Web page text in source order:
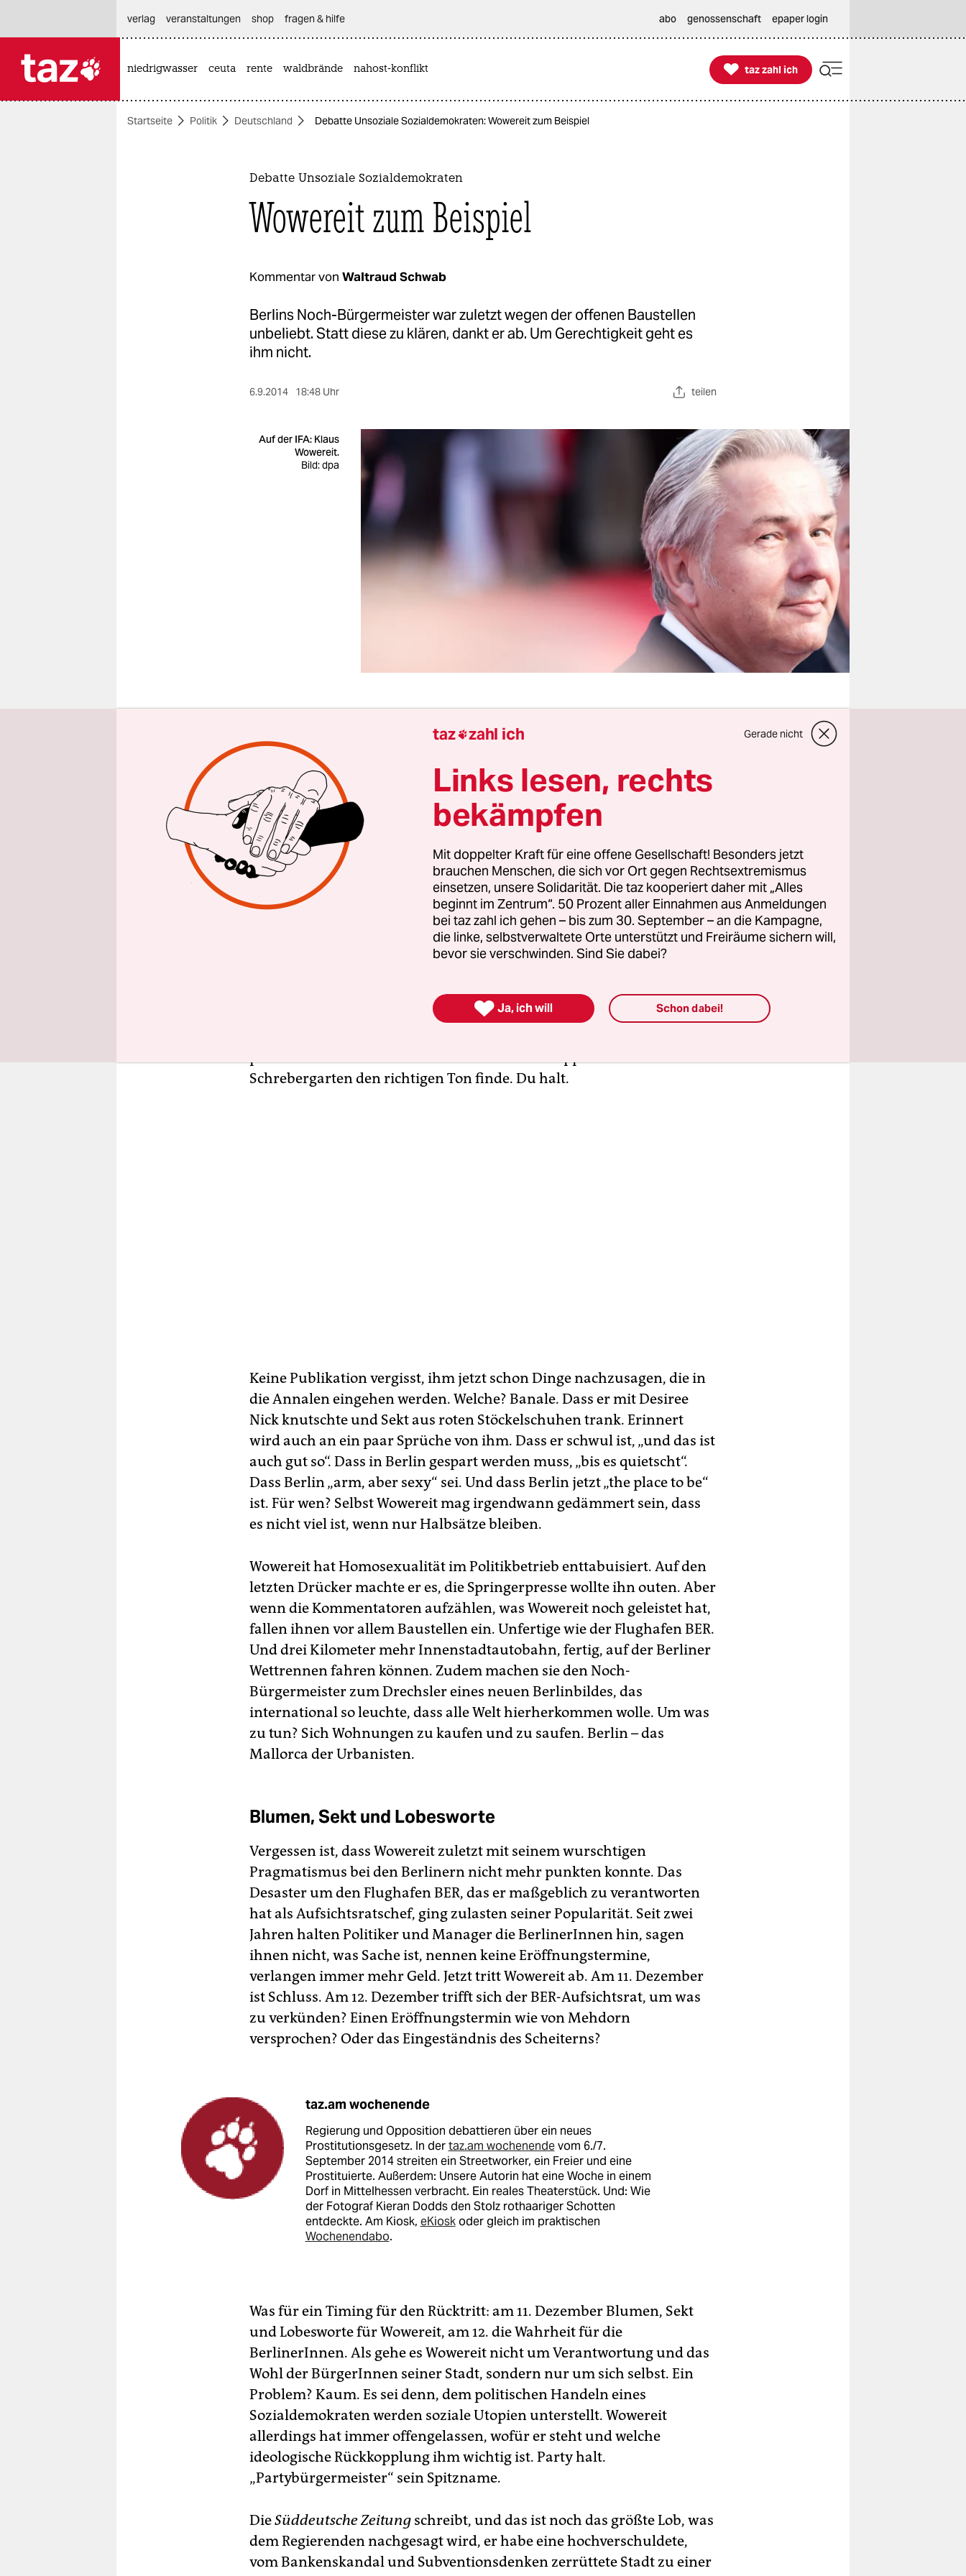
themen
verlag
veranstaltungen shop fragen & hilfe abo genossenschaft epaper login
niedrigwasser ceuta rente waldbrände nahost-konflikt 
taz zahl ich
taz zahl ich
Startseite Politik Deutschland Debatte Unsoziale Sozialdemokraten: Wowereit zum Beispiel
Debatte Unsoziale Sozialdemokraten
Wowereit zum Beispiel
Kommentar von Waltraud Schwab
Berlins Noch-Bürgermeister war zuletzt wegen der offenen Baustellen
unbeliebt. Statt diese zu klären, dankt er ab. Um Gerechtigkeit geht es
ihm nicht.
6.9.2014 18:48 Uhr teilen
Auf der IFA: Klaus
Wowereit.
Bild: dpa
W
enn einer seinen Rücktritt einreicht, wird die Kritik milde. Da
hängt den Statements dann doch eine Melancholie an, als
handele es sich um Würdigungen wie bei einem Nachruf.
Nicht so bei Klaus Wowereit. Der hat angekündigt, dass er ab dem 11.
Dezember dieses Jahres kein Bürgermeister von Berlin mehr sein
möchte, aber die Reaktionen sind lasch: Ja nun denn. Dann eben. So,
so. Bindewörter als Kommentare, Bindewörter, die nichts verbinden.
Erstaunlich ist es schon, selbst die Berliner Zeitungen, die ihm lange
wohlwollend begegneten, loben nun komische Sachen. Sie erwähnen
Wowereits Wurschtigkeit positiv – auch seine Arroganz wird nun
Quere kam, dem fuhr er, wird gesagt, schlagfertig über den Mund.
Dass er Urberliner ist, wird zudem auf der Habenseite verbucht. Weil
Schrebergarten den richtigen Ton finde. Du halt.
Keine Publikation vergisst, ihm jetzt schon Dinge nachzusagen, die in
die Annalen eingehen werden. Welche? Banale. Dass er mit Desiree
Nick knutschte und Sekt aus roten Stöckelschuhen trank. Erinnert
wird auch an ein paar Sprüche von ihm. Dass er schwul ist, „und das ist
auch gut so“. Dass in Berlin gespart werden muss, „bis es quietscht“.
Dass Berlin „arm, aber sexy“ sei. Und dass Berlin jetzt „the place to be“
ist. Für wen? Selbst Wowereit mag irgendwann gedämmert sein, dass
es nicht viel ist, wenn nur Halbsätze bleiben.
Wowereit hat Homosexualität im Politikbetrieb enttabuisiert. Auf den
letzten Drücker machte er es, die Springerpresse wollte ihn outen. Aber
wenn die Kommentatoren aufzählen, was Wowereit noch geleistet hat,
fallen ihnen vor allem Baustellen ein. Unfertige wie der Flughafen BER.
Und drei Kilometer mehr Innenstadtautobahn, fertig, auf der Berliner
Wettrennen fahren können. Zudem machen sie den Noch-
Bürgermeister zum Drechsler eines neuen Berlinbildes, das
international so leuchte, dass alle Welt hierherkommen wolle. Um was
zu tun? Sich Wohnungen zu kaufen und zu saufen. Berlin – das
Mallorca der Urbanisten.
Blumen, Sekt und Lobesworte
Vergessen ist, dass Wowereit zuletzt mit seinem wurschtigen
Pragmatismus bei den Berlinern nicht mehr punkten konnte. Das
Desaster um den Flughafen BER, das er maßgeblich zu verantworten
hat als Aufsichtsratschef, ging zulasten seiner Popularität. Seit zwei
Jahren halten Politiker und Manager die BerlinerInnen hin, sagen
ihnen nicht, was Sache ist, nennen keine Eröffnungstermine,
verlangen immer mehr Geld. Jetzt tritt Wowereit ab. Am 11. Dezember
ist Schluss. Am 12. Dezember trifft sich der BER-Aufsichtsrat, um was
zu verkünden? Einen Eröffnungstermin wie von Mehdorn
versprochen? Oder das Eingeständnis des Scheiterns?
taz.am wochenende
Regierung und Opposition debattieren über ein neues
Prostitutionsgesetz. In dertaz.am wochenendevom 6./7.
September 2014 streiten ein Streetworker, ein Freier und eine
Prostituierte. Außerdem: Unsere Autorin hat eine Woche in einem
Dorf in Mittelhessen verbracht. Ein reales Theaterstück. Und: Wie
der Fotograf Kieran Dodds den Stolz rothaariger Schotten
entdeckte. Am Kiosk, eKioskoder gleich im praktischen
Wochenendabo.
Was für ein Timing für den Rücktritt: am 11. Dezember Blumen, Sekt
und Lobesworte für Wowereit, am 12. die Wahrheit für die
BerlinerInnen. Als gehe es Wowereit nicht um Verantwortung und das
Wohl der BürgerInnen seiner Stadt, sondern nur um sich selbst. Ein
Problem? Kaum. Es sei denn, dem politischen Handeln eines
Sozialdemokraten werden soziale Utopien unterstellt. Wowereit
allerdings hat immer offengelassen, wofür er steht und welche
ideologische Rückkopplung ihm wichtig ist. Party halt.
„Partybürgermeister“ sein Spitzname.
DieSüddeutsche Zeitung schreibt, und das ist noch das größte Lob, was
dem Regierenden nachgesagt wird, er habe eine hochverschuldete,
vom Bankenskandal und Subventionsdenken zerrüttete Stadt zu einer
taz zahl ich Gerade nicht
Links lesen, rechts
bekämpfen
Mit doppelter Kraft für eine offene Gesellschaft! Besonders jetzt
brauchen Menschen, die sich vor Ort gegen Rechtsextremismus
einsetzen, unsere Solidarität. Die taz kooperiert daher mit „Alles
beginnt im Zentrum“. 50 Prozent aller Einnahmen aus Anmeldungen
bei taz zahl ich gehen – bis zum 30. September – an die Kampagne,
die linke, selbstverwaltete Orte unterstützt und Freiräume sichern will,
bevor sie verschwinden. Sind Sie dabei?
 Ja, ich will Schon dabei!